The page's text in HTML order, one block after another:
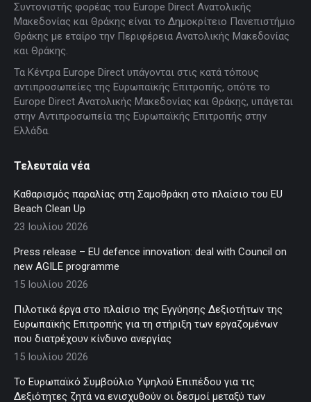
opens
in
new
window
opens
in
new
window
opens
in
new
window
opens
in
window
opens
in
window
Συντονιστής φορέας του Europe Direct Ανατολικής
Μακεδονίας και Θράκης είναι το Δημοκρίτειο Πανεπιστήμιο
Θράκης με εταίρο την Περιφέρεια Ανατολικής Μακεδονίας
και Θράκης.
Τα Κέντρα Europe Direct υπάγονται στις κατά τόπους
αντιπροσωπείες της Ευρωπαϊκής Επιτροπής, οπότε το
Europe Direct Ανατολικής Μακεδονίας και Θράκης, υπάγεται
στην Αντιπροσωπεία της Ευρωπαϊκής Επιτροπής στην
Ελλάδα.
Τελευταία νέα
Καθαρισμός παραλίας στη Σαμοθράκη στο πλαίσιο του EU
Beach Clean Up
23 Ιουλίου 2026
Press release – EU defence innovation: deal with Council on
new AGILE programme
15 Ιουλίου 2026
Πιλοτικά έργα στο πλαίσιο της Εγγύησης Δεξιοτήτων της
Ευρωπαϊκής Επιτροπής για τη στήριξη των εργαζομένων
που διατρέχουν κίνδυνο ανεργίας
15 Ιουλίου 2026
Το Ευρωπαϊκό Συμβούλιο Υψηλού Επιπέδου για τις
Δεξιότητες ζητά να ενισχυθούν οι δεσμοί μεταξύ των